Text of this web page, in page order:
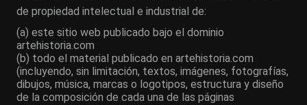
de propiedad intelectual e industrial de:
(a) este sitio web publicado bajo el dominio
artehistoria.com
(b) todo el material publicado en artehistoria.com
(incluyendo, sin limitación, textos, imágenes, fotografías,
dibujos, música, marcas o logotipos, estructura y diseño
de la composición de cada una de las páginas